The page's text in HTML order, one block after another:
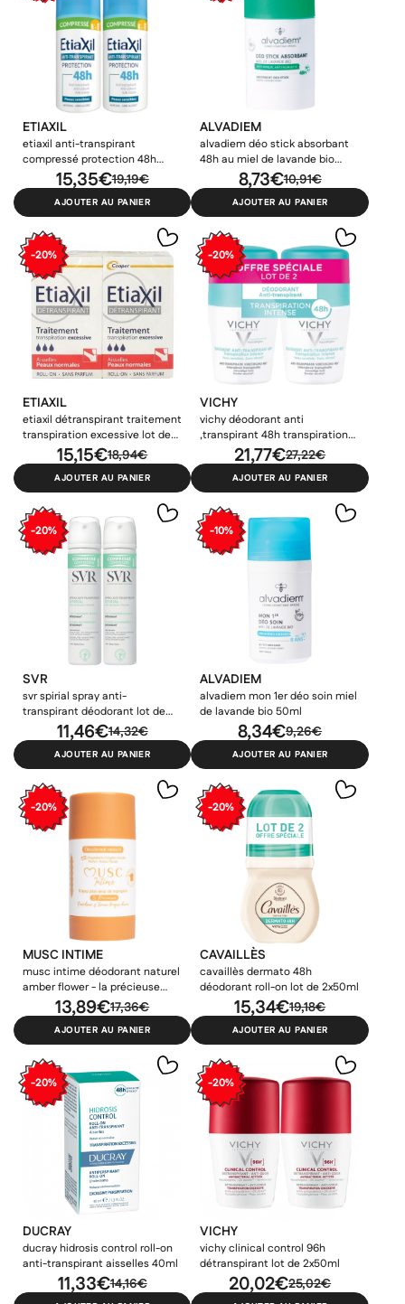
ETIAXIL
etiaxil anti-transpirant
compressé protection 48h
peaux sensibles lot de 2x100ml
19,19€
15,35€
AJOUTER AU PANIER
ALVADIEM
alvadiem déo stick absorbant
48h au miel de lavande bio
10,91€
8,73€
AJOUTER AU PANIER
-20%
ETIAXIL
etiaxil détranspirant traitement
transpiration excessive lot de
18,94€
15,15€
AJOUTER AU PANIER
-20%
VICHY
vichy déodorant anti
,transpirant 48h transpiration
intense lot de 2x50ml
27,22€
21,77€
AJOUTER AU PANIER
-20%
SVR
svr spirial spray anti-
transpirant déodorant lot de
2x75ml lot de 2x75ml14,32€
11,46€
AJOUTER AU PANIER
-10%
ALVADIEM
alvadiem mon 1er déo soin miel
de lavande bio 50ml
9,26€
8,34€
AJOUTER AU PANIER
-20%
MUSC INTIME
musc intime déodorant naturel
amber flower - la précieuse
17,36€
13,89€
AJOUTER AU PANIER
-20%
CAVAILLÈS
cavaillès dermato 48h
déodorant roll-on lot de 2x50ml
19,18€
15,34€
AJOUTER AU PANIER
-20%
DUCRAY
ducray hidrosis control roll-on
anti-transpirant aisselles 40ml
14,16€
11,33€
-20%
VICHY
vichy clinical control 96h
détranspirant lot de 2x50ml
25,02€
20,02€